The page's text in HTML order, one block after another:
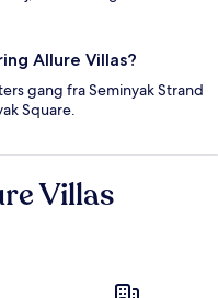
Allure Villas?
gang fra Seminyak Strand
Square.
Villas